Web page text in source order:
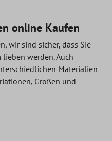
online Kaufen
wir sind sicher, dass Sie
werden. Auch
Materialien
Größen und